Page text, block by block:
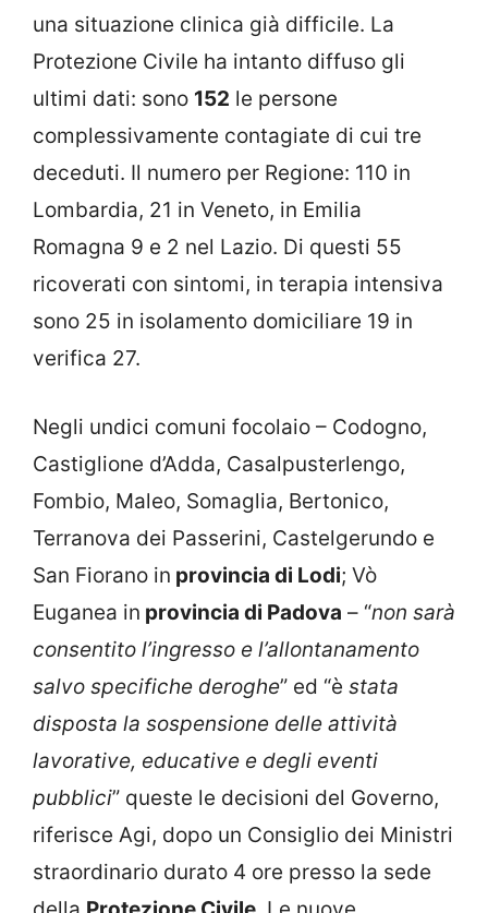
una situazione clinica già difficile. La
Protezione Civile ha intanto diffuso gli
ultimi dati: sono 152 le persone
complessivamente contagiate di cui tre
deceduti. Il numero per Regione: 110 in
Lombardia, 21 in Veneto, in Emilia
Romagna 9 e 2 nel Lazio. Di questi 55
ricoverati con sintomi, in terapia intensiva
sono 25 in isolamento domiciliare 19 in
verifica 27.
Negli undici comuni focolaio – Codogno,
Castiglione d’Adda, Casalpusterlengo,
Fombio, Maleo, Somaglia, Bertonico,
Terranova dei Passerini, Castelgerundo e
San Fiorano in provincia di Lodi; Vò
Euganea in provincia di Padova – “non sarà
consentito l’ingresso e l’allontanamento
salvo specifiche deroghe” ed “è stata
disposta la sospensione delle attività
lavorative, educative e degli eventi
pubblici” queste le decisioni del Governo,
riferisce Agi, dopo un Consiglio dei Ministri
straordinario durato 4 ore presso la sede